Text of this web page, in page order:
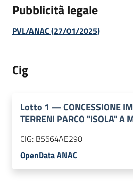
Pubblicità legale
PVL/ANAC (27/01/2025)
Cig
Lotto 1 —CONCESSIONE
TERRENI PARCO "ISOLA" A
CIG: B5564AE290
OpenData ANAC